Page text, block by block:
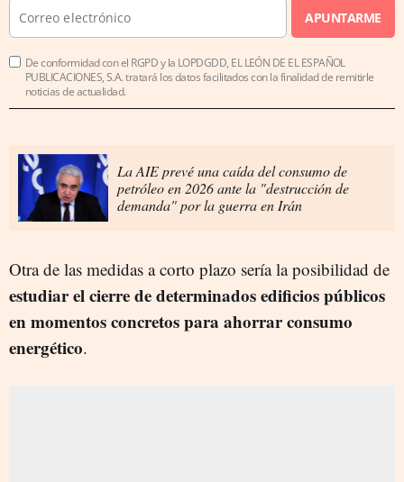
APUNTARME
De conformidad con el RGPD y la LOPDGDD, EL LEÓN DE EL ESPAÑOL
PUBLICACIONES, S.A. tratará los datos facilitados con la finalidad de remitirle
noticias de actualidad.
La AIE prevé una caída del consumo de
petróleo en 2026 ante la "destrucción de
demanda" por la guerra en Irán
Otra de las medidas a corto plazo sería la posibilidad de
estudiar el cierre de determinados edificios públicos
en momentos concretos para ahorrar consumo
energético.